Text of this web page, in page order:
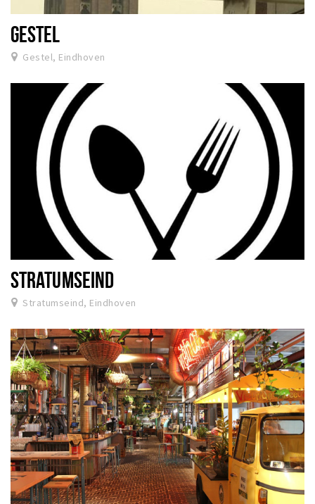
GESTEL
Gestel, Eindhoven
STRATUMSEIND
Stratumseind, Eindhoven